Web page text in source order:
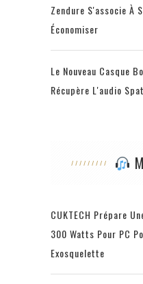
Zendure S'associe À
Économiser
Le Nouveau Casque
Récupère L'audio
CUKTECH Prépare
300 Watts Pour PC
Exosquelette